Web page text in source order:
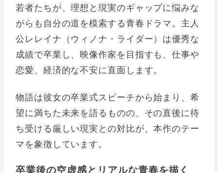
若者たちが、理想と現実のギャップに悩みな
がらも自分の道を模索する青春ドラマ。主人
公レレイナ（ウィノナ・ライダー）は優秀な
成績で卒業し、映像作家を目指すも、仕事や
恋愛、経済的な不安に直面します。
物語は彼女の卒業式スピーチから始まり、希
望に満ちた未来を語るものの、その直後に待
ち受ける厳しい現実との対比が、本作のテー
マを象徴しています。
卒業後の空虚感とリアルな青春を描く